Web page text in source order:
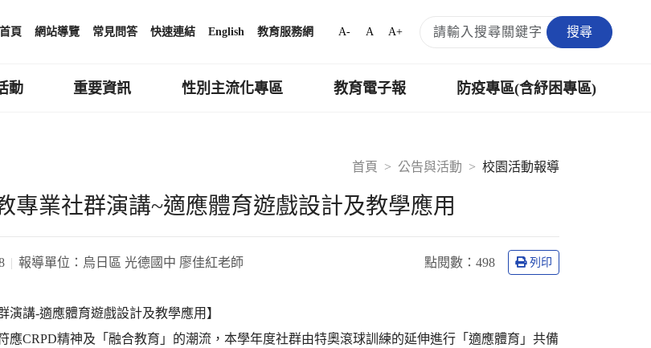
頁 網站導覽 常見問答 快速連結 English 教育服務網 A- A A+ 搜尋
動 重要資訊 性別主流化專區 教育電子報 防疫專區(含紓困專區)
首頁
公告與活動 校園活動報導
專業社群演講~適應體育遊戲設計及教學應用
報導單位： 烏日區 光德國中 廖佳紅老師 點閱數： 498 列印
演講-適應體育遊戲設計及教學應用】
應CRPD精神及「融合教育」的潮流，本學年度社群由特奧滾球訓練的延伸進行「適應體育」共備